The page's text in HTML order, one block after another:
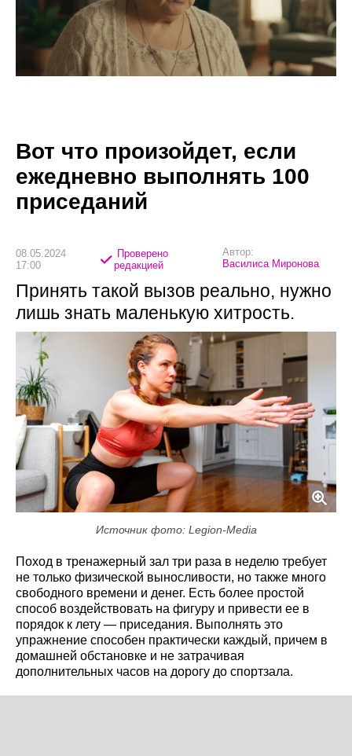
Вот что произойдет, если
ежедневно выполнять 100
приседаний
08.05.2024
17:00
Проверено
редакцией
Автор:
Василиса Миронова
Принять такой вызов реально, нужно
лишь знать маленькую хитрость.
Источник фото: Legion-Media
Поход в тренажерный зал три раза в неделю требует
не только физической выносливости, но также много
свободного времени и денег. Есть более простой
способ воздействовать на фигуру и привести ее в
порядок к лету — приседания. Выполнять это
упражнение способен практически каждый, причем в
домашней обстановке и не затрачивая
дополнительных часов на дорогу до спортзала.